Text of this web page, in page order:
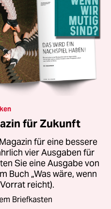
für Zukunft
für eine bessere
vier Ausgaben für
Sie eine Ausgabe von
Buch „Was wäre, wenn
reicht).
Briefkasten